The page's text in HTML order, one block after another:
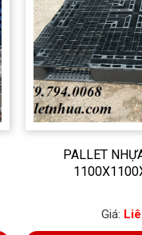
PALLET
Giá: